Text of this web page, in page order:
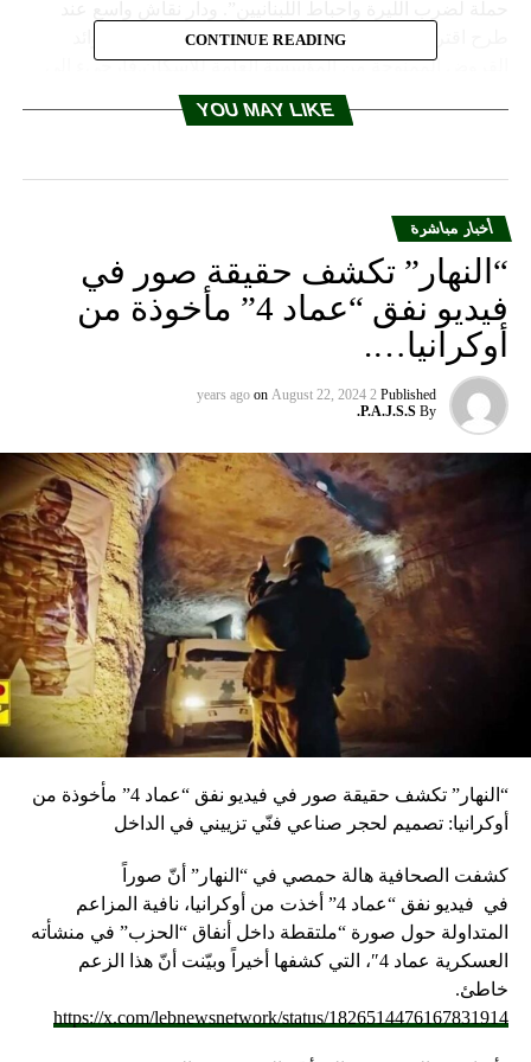
CONTINUE READING
YOU MAY LIKE
أخبار مباشرة
“النهار” تكشف حقيقة صور في
فيديو نفق “عماد 4” مأخوذة من
أوكرانيا….
Published
2 years ago
on August 22, 2024
By
P.A.J.S.S.
“النهار” تكشف حقيقة صور في فيديو نفق “عماد 4” مأخوذة من
أوكرانيا: تصميم لحجر صناعي فنّي تزييني في الداخل
كشفت الصحافية هالة حمصي في “النهار” أنّ صوراً
في فيديو
نفق “عماد 4” أخذت من أوكرانيا، نافية المزاعم
المتداولة حول صورة “ملتقطة داخل أنفاق “الحزب” في منشأته
العسكرية عماد 4″، التي كشفها أخيراً وبيّنت أنّ هذا الزعم
خاطئ.
https://x.com/lebnewsnetwork/status/1826514476167831914